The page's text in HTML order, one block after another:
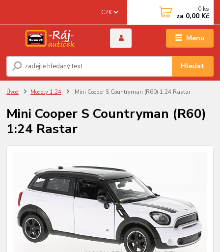
Menu
CZK
Hledat
0 ks
za 0,00 Kč
Úvod Modely 1:24 Mini Cooper S Countryman (R60) 1:24 Rastar
Mini Cooper S Countryman (R60)
1:24 Rastar